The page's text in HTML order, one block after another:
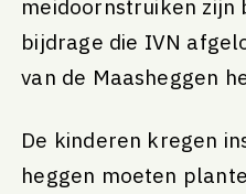
meidoornstruiken zijn
bijdrage die IVN
van de Maasheggen
De kinderen kregen
heggen moeten